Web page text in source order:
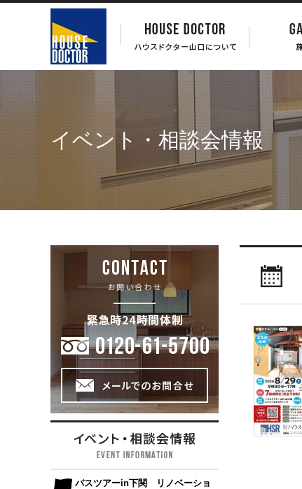
イベント・相談会情報
バスツアーin下関 リノベーショ